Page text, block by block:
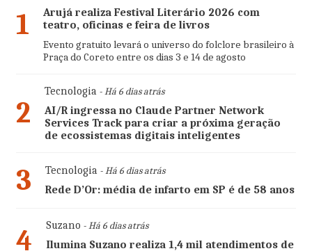
1
Arujá realiza Festival Literário 2026 com
teatro, oficinas e feira de livros
Evento gratuito levará o universo do folclore brasileiro à
Praça do Coreto entre os dias 3 e 14 de agosto
2
Tecnologia- Há 6 dias atrás
AI/R ingressa no Claude Partner Network
Services Track para criar a próxima geração
de ecossistemas digitais inteligentes
3 Tecnologia- Há 6 dias atrás
Rede D’Or: média de infarto em SP é de 58 anos
4 Suzano - Há 6 dias atrás
Ilumina Suzano realiza 1,4 mil atendimentos de